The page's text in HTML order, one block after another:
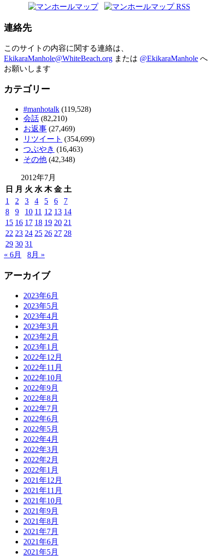
連絡先
このサイトの内容に関する連絡は、
EkikaraManhole@WhiteBeach.org または @EkikaraManhole へ
お願いします
カテゴリー
#manhotalk (119,528)
会話 (82,210)
お返事 (27,469)
リツイート (354,699)
つぶやき (16,463)
その他 (42,348)
2012年7月
日
月 火 水 木 金 土
1
2 3 4 5 6
7
8
9 10 11 12 13 14
15 16 17 18 19 20 21
22 23 24 25 26 27 28
29 30 31
« 6月
8月 »
アーカイブ
2023年6月
2023年5月
2023年4月
2023年3月
2023年2月
2023年1月
2022年12月
2022年11月
2022年10月
2022年9月
2022年8月
2022年7月
2022年6月
2022年5月
2022年4月
2022年3月
2022年2月
2022年1月
2021年12月
2021年11月
2021年10月
2021年9月
2021年8月
2021年7月
2021年6月
2021年5月